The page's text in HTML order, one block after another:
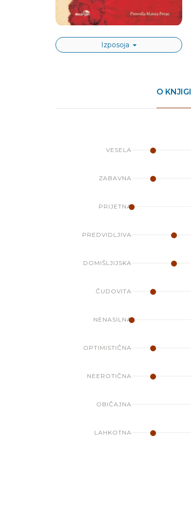
Izposoja
O KNJIGI
VESELA
ZABAVNA
PRIJETNA
PREDVIDLJIVA
DOMIŠLJIJSKA
ČUDOVITA
NENASILNA
OPTIMISTIČNA
NEEROTIČNA
OBIČAJNA
LAHKOTNA